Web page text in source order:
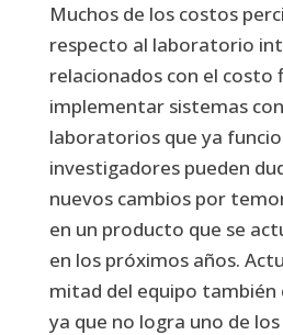
Muchos de los costos
respecto al laboratorio
relacionados con el costo
implementar sistemas
laboratorios que ya
investigadores pueden
nuevos cambios por
en un producto que se
en los próximos años.
mitad del equipo también
ya que no logra uno de